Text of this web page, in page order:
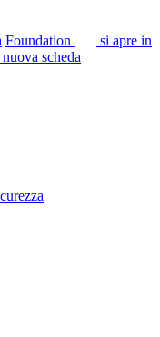
Foundation
si apre in
scheda